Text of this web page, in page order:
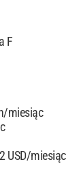
F
miesiąc
USD/miesiąc